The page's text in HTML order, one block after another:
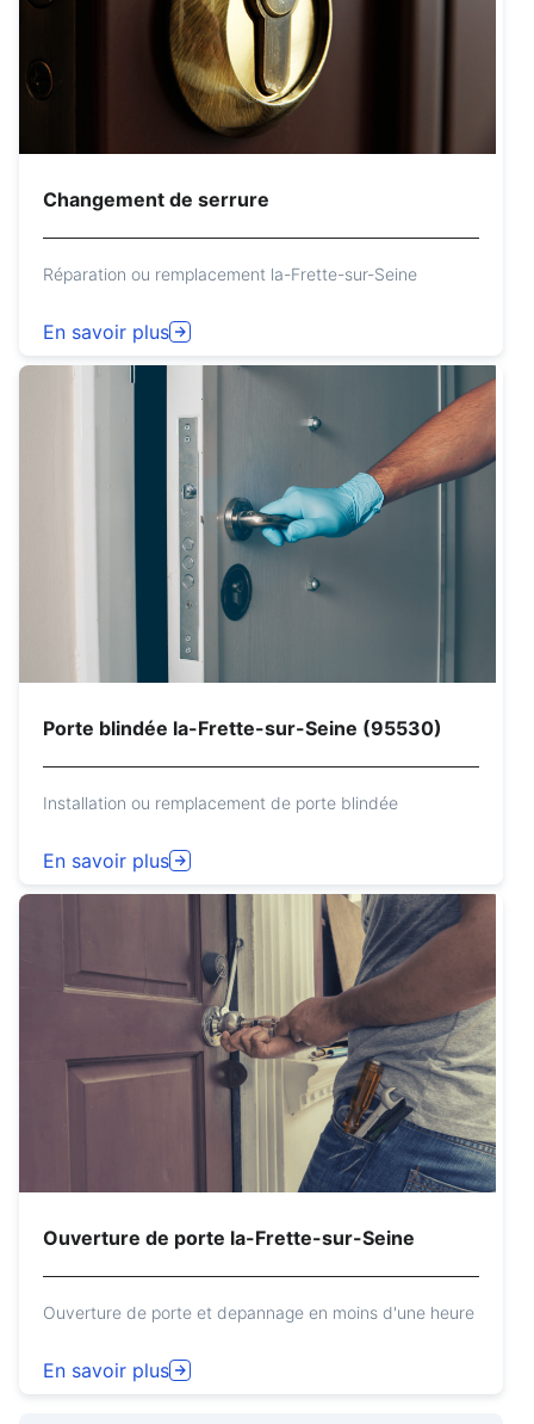
Changement de serrure
Réparation ou remplacement la-Frette-sur-Seine
En savoir plus
Porte blindée la-Frette-sur-Seine (95530)
Installation ou remplacement de porte blindée
En savoir plus
Ouverture de porte la-Frette-sur-Seine
Ouverture de porte et depannage en moins d'une heure
En savoir plus